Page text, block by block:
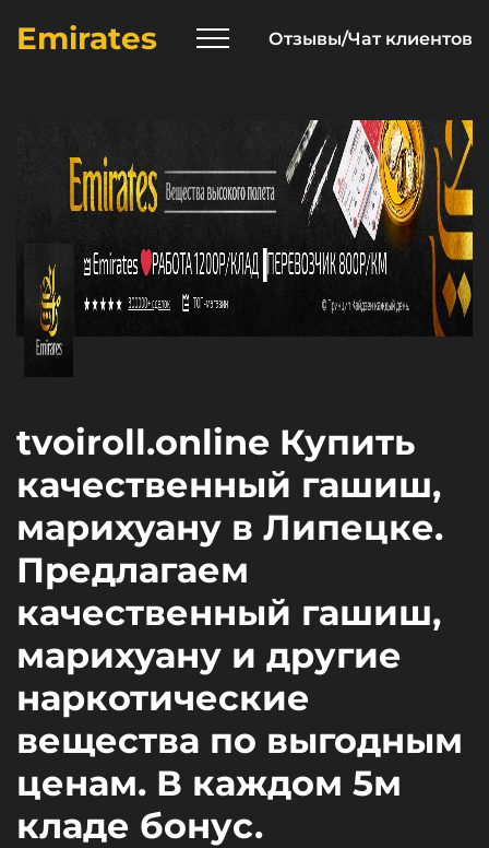
Emirates Отзывы/Чат клиентов
tvoiroll.online Купить
качественный гашиш,
марихуану в Липецке.
Предлагаем
качественный гашиш,
марихуану и другие
наркотические
вещества по выгодным
ценам. В каждом 5м
кладе бонус.